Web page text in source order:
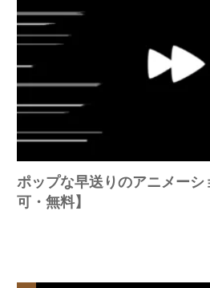
ポップな早送りのアニメーシ
可・無料】